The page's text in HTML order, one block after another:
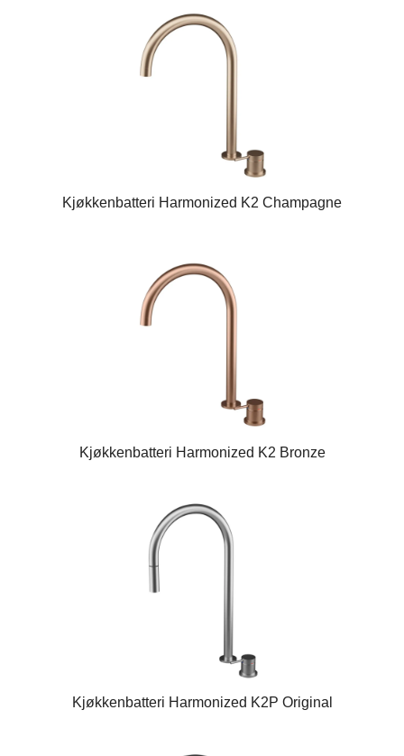
Kjøkkenbatteri Harmonized K2 Champagne
Kjøkkenbatteri Harmonized K2 Bronze
Kjøkkenbatteri Harmonized K2P Original